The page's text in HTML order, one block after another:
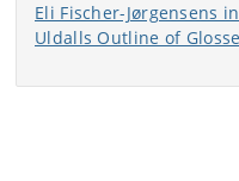
Eli Fischer-Jørgensens
Uldalls Outline of